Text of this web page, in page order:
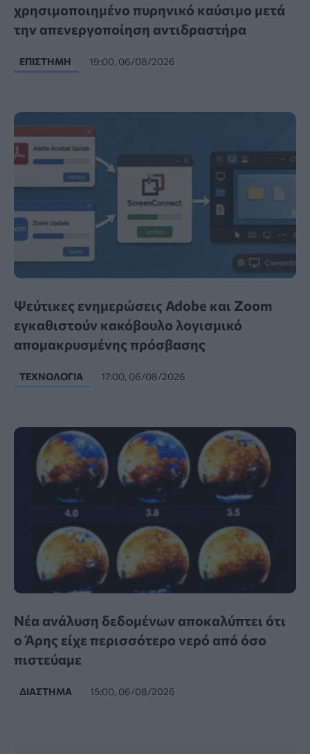
χρησιμοποιημένο πυρηνικό καύσιμο μετά
την απενεργοποίηση αντιδραστήρα
ΕΠΙΣΤΉΜΗ 19:00, 06/08/2026
Ψεύτικες ενημερώσεις Adobe και Zoom
εγκαθιστούν κακόβουλο λογισμικό
απομακρυσμένης πρόσβασης
ΤΕΧΝΟΛΟΓΊΑ 17:00, 06/08/2026
Νέα ανάλυση δεδομένων αποκαλύπτει ότι
ο Άρης είχε περισσότερο νερό από όσο
πιστεύαμε
ΔΙΆΣΤΗΜΑ 15:00, 06/08/2026